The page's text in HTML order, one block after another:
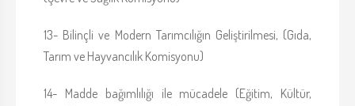
13- Bilinçli ve Modern Tarımcılığın Geliştirilmesi, (Gıda,
Tarım ve Hayvancılık Komisyonu)
14- Madde bağımlılığı ile mücadele (Eğitim, Kültür,